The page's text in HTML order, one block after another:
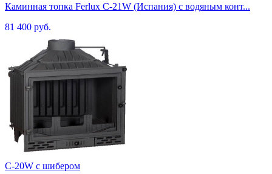
Каминная топка Ferlux C-21W (Испания) с водяным конт...
81 400 руб.
C-20W с шибером